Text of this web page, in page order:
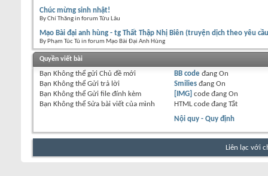
Chúc mừng sinh nhật!
By Chí Thăng in forum Tửu Lâu
Mạo Bài đại anh hùng - tg Thất Thập Nhị Biên (truyện dịch theo yêu
By Phạm Túc Tú in forum Mạo Bài Đại Anh Hùng
Quyền viết bài
Bạn Không thể gửi Chủ đề mới
Bạn Không thể Gửi trả lời
Bạn Không thể Gửi file đính kèm
Bạn Không thể Sửa bài viết của mình
BB code đang On
Smiliesđang On
[IMG] code đang On
HTML code đang Tắt
Nội quy - Quy định
Liên lạc với